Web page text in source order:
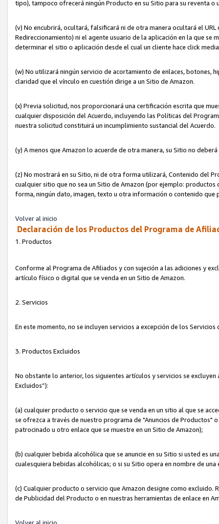
tipo), tampoco ofrecerá ningún Producto en su Sitio para su reventa o
(v) No encubrirá, ocultará, falsificará ni de otra manera ocultará el
Redireccionamiento) ni el agente usuario de la aplicación en la que
determinar el sitio o aplicación desde el cual un cliente hace click
(w) No utilizará ningún servicio de acortamiento de enlaces, botones,
claridad que el vínculo en cuestión dirige a un Sitio de Amazon.
(x) Previa solicitud, nos proporcionará una certificación escrita que
cualquier disposición del Acuerdo, incluyendo las Políticas del
nuestra solicitud constituirá un incumplimiento sustancial del Acuerdo.
(y) A menos que Amazon lo acuerde de otra manera, su Sitio no
(z) No mostrará en su Sitio, ni de otra forma utilizará, Contenido del
cualquier sitio que no sea un Sitio de Amazon (por ejemplo:
forma, ningún dato, imagen, texto u otra información o contenido
Volver al inicio
Declaración de los Productos del Programa de
1. Productos
Conforme al Programa de Afiliados y con sujeción a las adiciones y
artículo físico o digital que se venda en un Sitio de Amazon.
2. Servicios
En este momento, no se incluyen servicios a excepción de los
3. Productos Excluidos
No obstante lo anterior, los siguientes artículos y servicios se
Excluidos”):
(a) cualquier producto o servicio que se venda en un sitio al que se
se ofrezca a través de nuestro programa de "Anuncios de Productos"
patrocinado u otro enlace que se muestre en un Sitio de Amazon);
(b) cualquier bebida alcohólica que se anuncie en su Sitio si usted es
cualesquiera bebidas alcohólicas; o si su Sitio opera en nombre de
(c) Cualquier producto o servicio que Amazon designe como excluido.
de Publicidad del Producto o en nuestras herramientas de enlace en